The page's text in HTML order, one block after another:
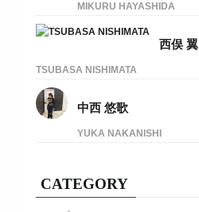
MIKURU HAYASHIDA
西俣 翼
TSUBASA NISHIMATA
中西 悠歌
YUKA NAKANISHI
CATEGORY